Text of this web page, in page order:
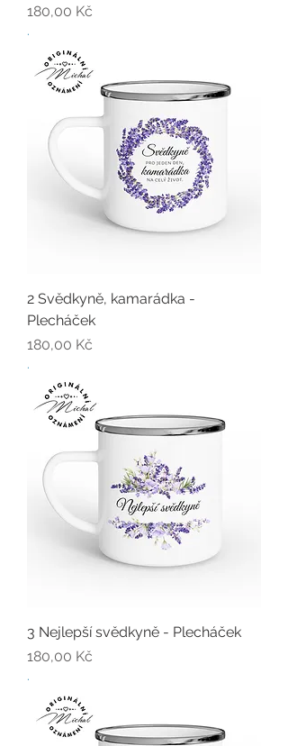
Cena
180,00 Kč
.
2 Svědkyně, kamarádka -
Plecháček
Cena
180,00 Kč
.
3 Nejlepší svědkyně - Plecháček
Cena
180,00 Kč
.